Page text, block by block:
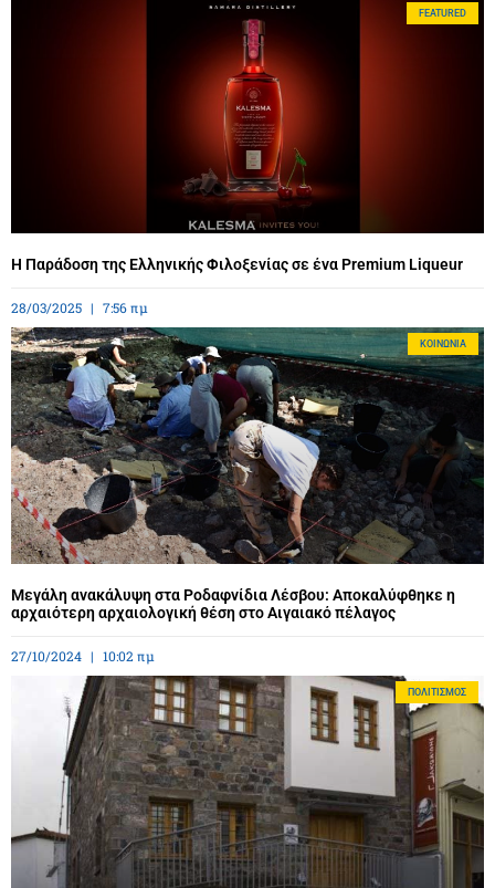
FEATURED
Η Παράδοση της Ελληνικής Φιλοξενίας σε ένα Premium Liqueur
28/03/2025 7:56 πμ
ΚΟΙΝΩΝΊΑ
Μεγάλη ανακάλυψη στα Ροδαφνίδια Λέσβου: Αποκαλύφθηκε η
αρχαιότερη αρχαιολογική θέση στο Αιγαιακό πέλαγος
27/10/2024 10:02 πμ
ΠΟΛΙΤΙΣΜΌΣ